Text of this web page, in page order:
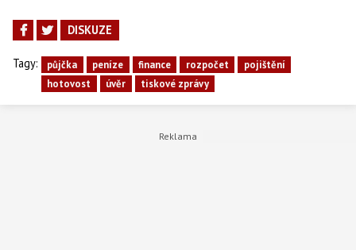
DISKUZE
Tagy: půjčka peníze finance rozpočet
pojištění
hotovost
úvěr tiskové zprávy